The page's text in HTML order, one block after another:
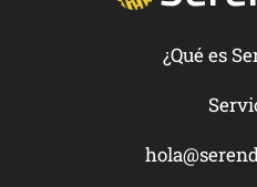
¿Qué es